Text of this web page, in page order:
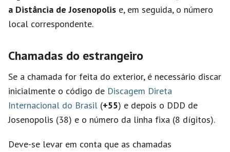
a Distância de Josenopolis e, em seguida, o número
local correspondente.
Chamadas do estrangeiro
Se a chamada for feita do exterior, é necessário discar
inicialmente o código de Discagem Direta
Internacional do Brasil (+55) e depois o DDD de
Josenopolis (38) e o número da linha fixa (8 dígitos).
Deve-se levar em conta que as chamadas